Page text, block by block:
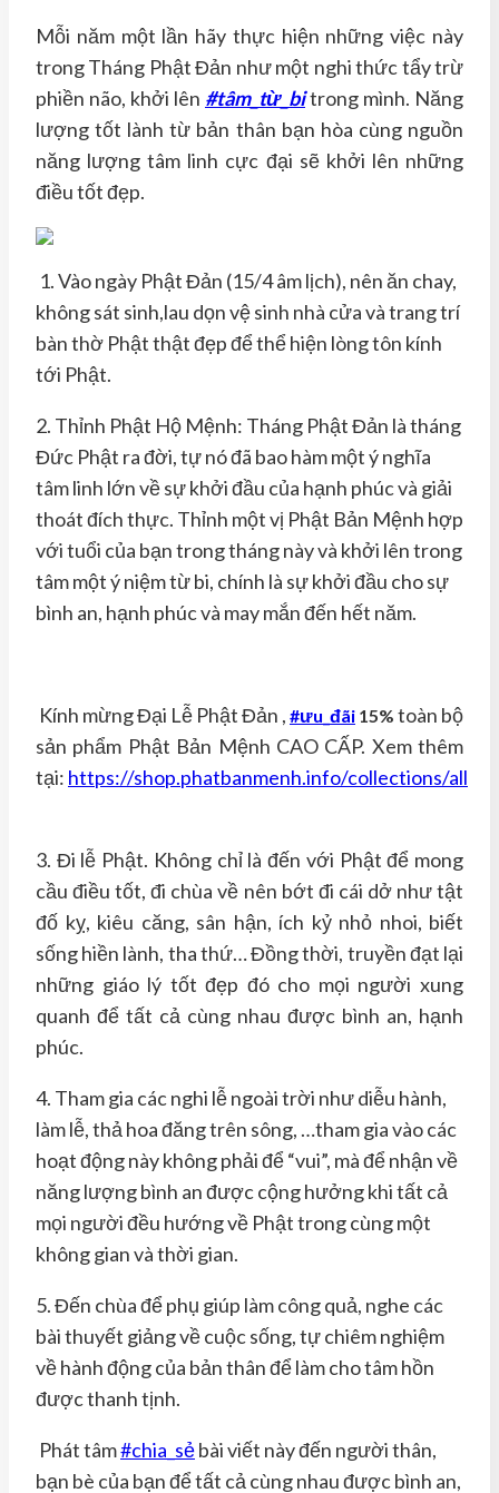
Mỗi năm một lần hãy thực hiện những việc này
trong Tháng Phật Đản như một nghi thức tẩy trừ
phiền não, khởi lên #tâm_từ_bitrong mình. Năng
lượng tốt lành từ bản thân bạn hòa cùng nguồn
năng lượng tâm linh cực đại sẽ khởi lên những
điều tốt đẹp.
1. Vào ngày Phật Đản (15/4 âm lịch), nên ăn chay,
không sát sinh,lau dọn vệ sinh nhà cửa và trang trí
bàn thờ Phật thật đẹp để thể hiện lòng tôn kính
tới Phật.
2. Thỉnh Phật Hộ Mệnh: Tháng Phật Đản là tháng
Đức Phật ra đời, tự nó đã bao hàm một ý nghĩa
tâm linh lớn về sự khởi đầu của hạnh phúc và giải
thoát đích thực. Thỉnh một vị Phật Bản Mệnh hợp
với tuổi của bạn trong tháng này và khởi lên trong
tâm một ý niệm từ bi, chính là sự khởi đầu cho sự
bình an, hạnh phúc và may mắn đến hết năm.
Kính mừng Đại Lễ Phật Đản , #ưu_đãi 15% toàn bộ
sản phẩm Phật Bản Mệnh CAO CẤP. Xem thêm
tại: https://shop.phatbanmenh.info/collections/all
3. Đi lễ Phật. Không chỉ là đến với Phật để mong
cầu điều tốt, đi chùa về nên bớt đi cái dở như tật
đố kỵ, kiêu căng, sân hận, ích kỷ nhỏ nhoi, biết
sống hiền lành, tha thứ… Đồng thời, truyền đạt lại
những giáo lý tốt đẹp đó cho mọi người xung
quanh để tất cả cùng nhau được bình an, hạnh
phúc.
4. Tham gia các nghi lễ ngoài trời như diễu hành,
làm lễ, thả hoa đăng trên sông, …tham gia vào các
hoạt động này không phải để “vui”, mà để nhận về
năng lượng bình an được cộng hưởng khi tất cả
mọi người đều hướng về Phật trong cùng một
không gian và thời gian.
5. Đến chùa để phụ giúp làm công quả, nghe các
bài thuyết giảng về cuộc sống, tự chiêm nghiệm
về hành động của bản thân để làm cho tâm hồn
được thanh tịnh.
Phát tâm#chia_sẻbài viết này đến người thân,
bạn bè của bạn để tất cả cùng nhau được bình an,